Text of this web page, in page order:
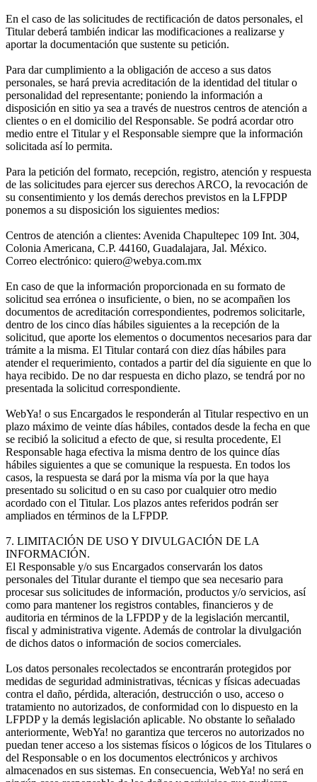
En el caso de las solicitudes de rectificación de datos personales, el
Titular deberá también indicar las modificaciones a realizarse y
aportar la documentación que sustente su petición.
Para dar cumplimiento a la obligación de acceso a sus datos
personales, se hará previa acreditación de la identidad del titular o
personalidad del representante; poniendo la información a
disposición en sitio ya sea a través de nuestros centros de atención a
clientes o en el domicilio del Responsable. Se podrá acordar otro
medio entre el Titular y el Responsable siempre que la información
solicitada así lo permita.
Para la petición del formato, recepción, registro, atención y respuesta
de las solicitudes para ejercer sus derechos ARCO, la revocación de
su consentimiento y los demás derechos previstos en la LFPDP
ponemos a su disposición los siguientes medios:
Centros de atención a clientes: Avenida Chapultepec 109 Int. 304,
Colonia Americana, C.P. 44160, Guadalajara, Jal. México.
Correo electrónico: quiero@webya.com.mx
En caso de que la información proporcionada en su formato de
solicitud sea errónea o insuficiente, o bien, no se acompañen los
documentos de acreditación correspondientes, podremos solicitarle,
dentro de los cinco días hábiles siguientes a la recepción de la
solicitud, que aporte los elementos o documentos necesarios para dar
trámite a la misma. El Titular contará con diez días hábiles para
atender el requerimiento, contados a partir del día siguiente en que lo
haya recibido. De no dar respuesta en dicho plazo, se tendrá por no
presentada la solicitud correspondiente.
WebYa! o sus Encargados le responderán al Titular respectivo en un
plazo máximo de veinte días hábiles, contados desde la fecha en que
se recibió la solicitud a efecto de que, si resulta procedente, El
Responsable haga efectiva la misma dentro de los quince días
hábiles siguientes a que se comunique la respuesta. En todos los
casos, la respuesta se dará por la misma vía por la que haya
presentado su solicitud o en su caso por cualquier otro medio
acordado con el Titular. Los plazos antes referidos podrán ser
ampliados en términos de la LFPDP.
7. LIMITACIÓN DE USO Y DIVULGACIÓN DE LA
INFORMACIÓN.
El Responsable y/o sus Encargados conservarán los datos
personales del Titular durante el tiempo que sea necesario para
procesar sus solicitudes de información, productos y/o servicios, así
como para mantener los registros contables, financieros y de
auditoria en términos de la LFPDP y de la legislación mercantil,
fiscal y administrativa vigente. Además de controlar la divulgación
de dichos datos o información de socios comerciales.
Los datos personales recolectados se encontrarán protegidos por
medidas de seguridad administrativas, técnicas y físicas adecuadas
contra el daño, pérdida, alteración, destrucción o uso, acceso o
tratamiento no autorizados, de conformidad con lo dispuesto en la
LFPDP y la demás legislación aplicable. No obstante lo señalado
anteriormente, WebYa! no garantiza que terceros no autorizados no
puedan tener acceso a los sistemas físicos o lógicos de los Titulares o
del Responsable o en los documentos electrónicos y archivos
almacenados en sus sistemas. En consecuencia, WebYa! no será en